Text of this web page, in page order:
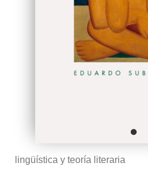
lingüística y teoría literaria